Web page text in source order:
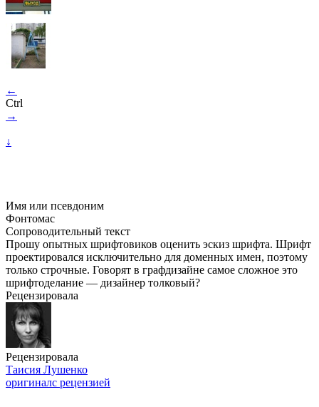
←
Ctrl
→
↓
Имя или псевдоним
Фонтомас
Сопроводительный текст
Прошу опытных шрифтовиков оценить эскиз шрифта. Шрифт
проектировался исключительно для доменных имен, поэтому
только строчные. Говорят в графдизайне самое сложное это
шрифтоделание — дизайнер толковый?
Рецензировала
Рецензировала
Таисия Лушенко
оригиналс рецензией